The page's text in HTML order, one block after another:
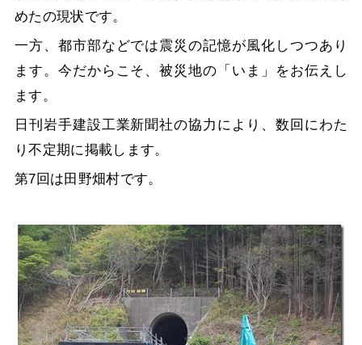
めたの現状です。
一方、都市部などでは震災の記憶が風化しつつあり
ます。今だからこそ、被災地の「いま」をお伝えし
ます。
日刊岩手建設工業新聞社の協力により、数回にわた
り不定期に掲載します。
第7回は田野畑村です。